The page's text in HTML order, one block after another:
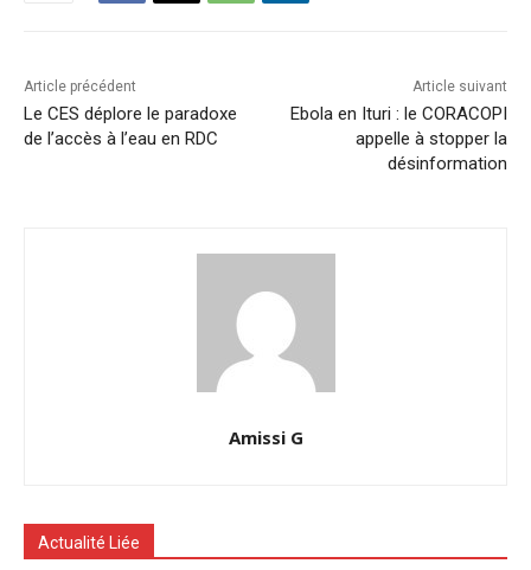
Article précédent
Le CES déplore le paradoxe
de l’accès à l’eau en RDC
Article suivant
Ebola en Ituri : le CORACOPI
appelle à stopper la
désinformation
Amissi G
Actualité Liée